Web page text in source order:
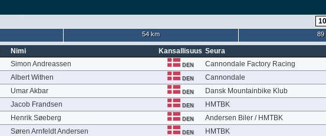
54 km 89
Nimi Kansallisuus Seura
Simon Andreassen DEN
Cannondale Factory Racing
Albert Withen DEN
Cannondale
Umar Akbar DEN
Dansk Mountainbike Klub
Jacob Frandsen DEN
HMTBK
Henrik Søeberg DEN
Andersen Biler / HMTBK
Søren Arnfeldt Andersen DEN
HMTBK